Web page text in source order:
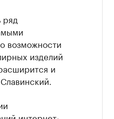
ряд
возможности
изделий
и